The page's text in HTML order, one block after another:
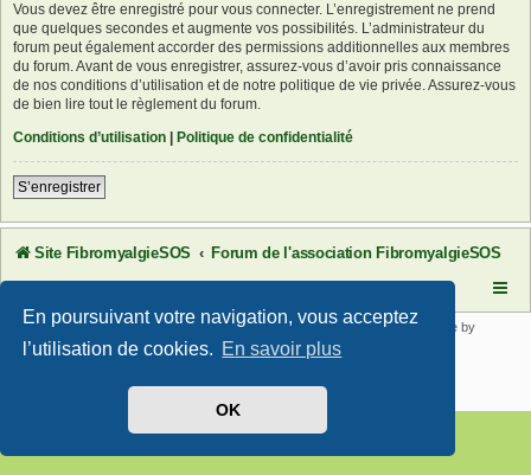
En poursuivant votre navigation, vous acceptez
l’utilisation de cookies. En savoir plus
OK
Vous devez être enregistré pour vous connecter. L’enregistrement ne prend
que quelques secondes et augmente vos possibilités. L’administrateur du
forum peut également accorder des permissions additionnelles aux membres
du forum. Avant de vous enregistrer, assurez-vous d’avoir pris connaissance
de nos conditions d’utilisation et de notre politique de vie privée. Assurez-vous
de bien lire tout le règlement du forum.
Conditions d’utilisation
Politique de confidentialité
S’enregistrer
Site FibromyalgieSOS Forum de l'association FibromyalgieSOS
Développé parphpBB® Forum Software © phpBB Limited | SE Square by
PhpBB3 BBCodes
Confidentialité|Conditions